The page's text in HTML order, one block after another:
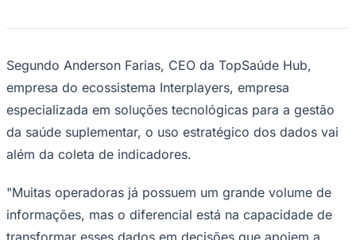
Segundo Anderson Farias, CEO da TopSaúde Hub,
empresa do ecossistema Interplayers, empresa
especializada em soluções tecnológicas para a gestão
da saúde suplementar, o uso estratégico dos dados vai
além da coleta de indicadores.
"Muitas operadoras já possuem um grande volume de
informações, mas o diferencial está na capacidade de